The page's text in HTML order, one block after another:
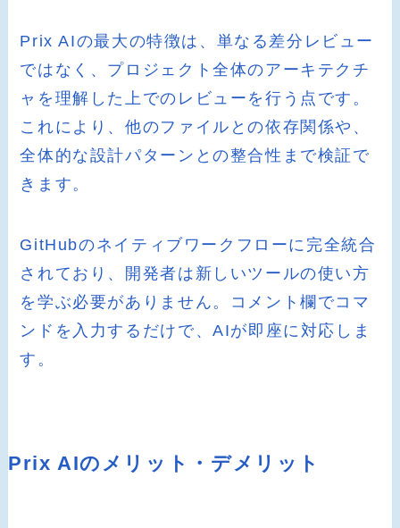
Prix AIの最大の特徴は、単なる差分レビュー
ではなく、プロジェクト全体のアーキテクチ
ャを理解した上でのレビューを行う点です。
これにより、他のファイルとの依存関係や、
全体的な設計パターンとの整合性まで検証で
きます。
GitHubのネイティブワークフローに完全統合
されており、開発者は新しいツールの使い方
を学ぶ必要がありません。コメント欄でコマ
ンドを入力するだけで、AIが即座に対応しま
す。
Prix AIのメリット・デメリット